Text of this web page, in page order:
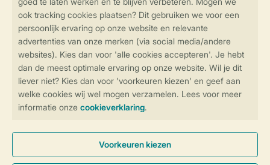
Controle over jouw gegevens &
Instellingen wijzigen
Veilig en snel online boeken
Veilige gegevensoverdracht
Veilige betaling